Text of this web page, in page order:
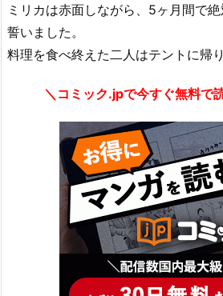
ミリカは赤面しながら、5ヶ月間で
誓いました。
料理を食べ終えた二人はテントに帰り
＼コミック.jpで今すぐ無料で